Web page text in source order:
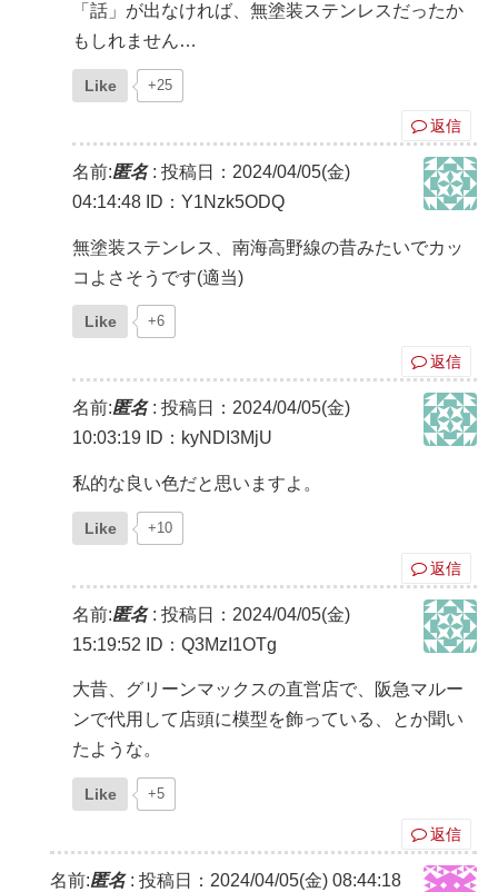
「話」が出なければ、無塗装ステンレスだったか
もしれません…
Like +25
返信
名前:匿名: 投稿日：2024/04/05(金)
04:14:48 ID：Y1Nzk5ODQ
無塗装ステンレス、南海高野線の昔みたいでカッ
コよさそうです(適当)
Like +6
返信
名前:匿名: 投稿日：2024/04/05(金)
10:03:19 ID：kyNDI3MjU
私的な良い色だと思いますよ。
Like +10
返信
名前:匿名: 投稿日：2024/04/05(金)
15:19:52
ID：Q3MzI1OTg
大昔、グリーンマックスの直営店で、阪急マルー
ンで代用して店頭に模型を飾っている、とか聞い
たような。
Like +5
返信
名前:匿名: 投稿日：2024/04/05(金) 08:44:18